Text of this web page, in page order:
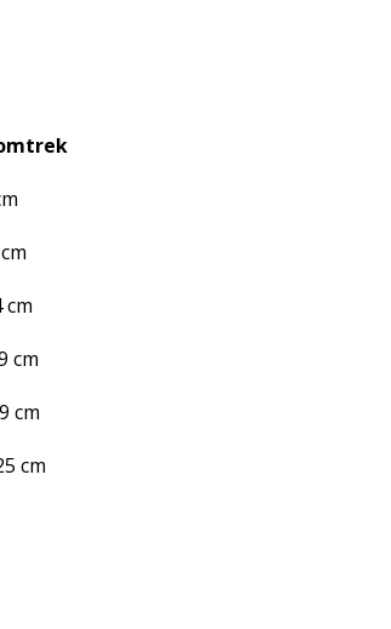
cm
cm
cm
cm